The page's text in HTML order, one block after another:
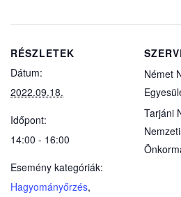
RÉSZLETEK
Dátum:
2022.09.18.
Időpont:
14:00 - 16:00
Esemény kategóriák:
Hagyományőrzés,
Német
Tarjáni